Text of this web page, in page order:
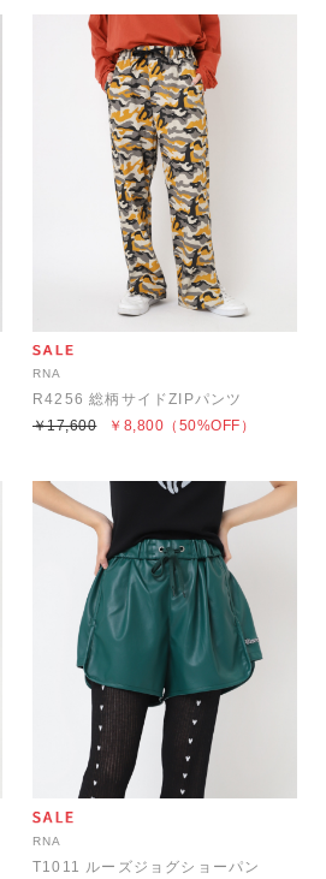
RNA
R4256 総柄サイドZIPパンツ
￥8,800
￥17,600 （50%OFF）
RNA
T1011 ルーズジョグショーパン